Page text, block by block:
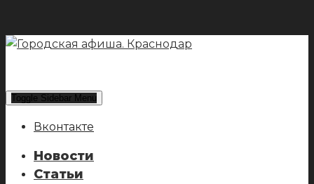
Toggle Sidebar Menu
Вконтакте
Новости
Статьи